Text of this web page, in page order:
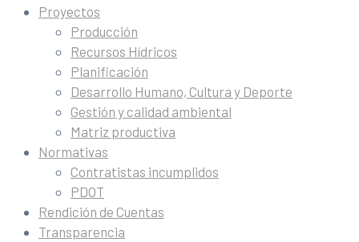
Proyectos
Producción
Recursos Hídricos
Planificación
Desarrollo Humano, Cultura y Deporte
Gestión y calidad ambiental
Matriz productiva
Normativas
Contratistas incumplidos
PDOT
Rendición de Cuentas
Transparencia